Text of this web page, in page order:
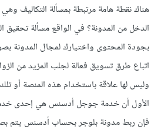
هناك نقطة هامة مرتبطة بمسألة التكاليف
الدخل من المدونة؟ في الواقع مسألة تحقيق
بجودة المحتوى واختيارك لمجال المدونة
اتباع طرق تسويق فعالة لجلب المزيد من
وليس لها علاقة باستخدام هذه المنصة أو
الأول أن خدمة جوجل أدسنس هي إحدى
فإن ربط مدونة بلوجر بحساب أدسنس يتم